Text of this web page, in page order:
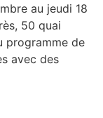
au jeudi 18
50 quai
programme de
avec des